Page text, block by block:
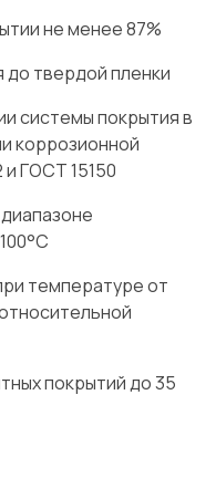
не менее 87%
твердой пленки
системы покрытия в
коррозионной
и ГОСТ 15150
температуре от
покрытий до 35